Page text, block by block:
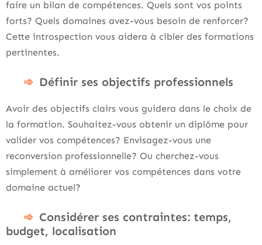
faire un bilan de compétences. Quels sont vos points
forts? Quels domaines avez-vous besoin de renforcer?
Cette introspection vous aidera à cibler des formations
pertinentes.
Définir ses objectifs professionnels
Avoir des objectifs clairs vous guidera dans le choix de
la formation. Souhaitez-vous obtenir un diplôme pour
valider vos compétences? Envisagez-vous une
reconversion professionnelle? Ou cherchez-vous
simplement à améliorer vos compétences dans votre
domaine actuel?
Considérer ses contraintes: temps,
budget, localisation